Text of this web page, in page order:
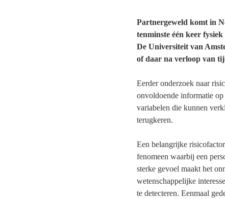
Partnergeweld komt in
tenminste één keer
De Universiteit van
of daar na verloop van
Eerder onderzoek naar
onvoldoende informatie
variabelen die kunnen
terugkeren.
Een belangrijke
fenomeen waarbij een
sterke gevoel maakt het
wetenschappelijke
te detecteren. Eenmaal